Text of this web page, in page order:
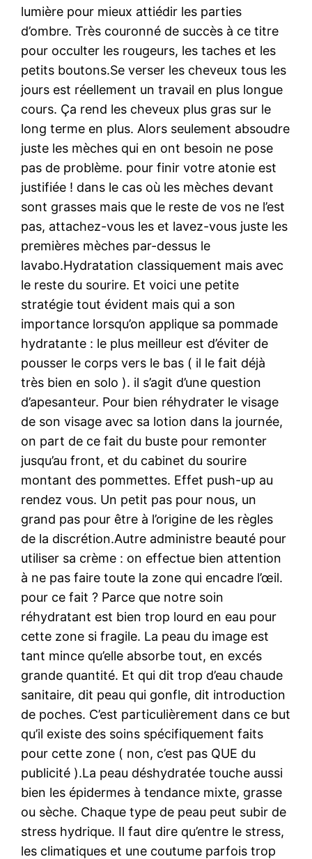
lumière pour mieux attiédir les parties
d’ombre. Très couronné de succès à ce titre
pour occulter les rougeurs, les taches et les
petits boutons.Se verser les cheveux tous les
jours est réellement un travail en plus longue
cours. Ça rend les cheveux plus gras sur le
long terme en plus. Alors seulement absoudre
juste les mèches qui en ont besoin ne pose
pas de problème. pour finir votre atonie est
justifiée ! dans le cas où les mèches devant
sont grasses mais que le reste de vos ne l’est
pas, attachez-vous les et lavez-vous juste les
premières mèches par-dessus le
lavabo.Hydratation classiquement mais avec
le reste du sourire. Et voici une petite
stratégie tout évident mais qui a son
importance lorsqu’on applique sa pommade
hydratante : le plus meilleur est d’éviter de
pousser le corps vers le bas ( il le fait déjà
très bien en solo ). il s’agit d’une question
d’apesanteur. Pour bien réhydrater le visage
de son visage avec sa lotion dans la journée,
on part de ce fait du buste pour remonter
jusqu’au front, et du cabinet du sourire
montant des pommettes. Effet push-up au
rendez vous. Un petit pas pour nous, un
grand pas pour être à l’origine de les règles
de la discrétion.Autre administre beauté pour
utiliser sa crème : on effectue bien attention
à ne pas faire toute la zone qui encadre l’œil.
pour ce fait ? Parce que notre soin
réhydratant est bien trop lourd en eau pour
cette zone si fragile. La peau du image est
tant mince qu’elle absorbe tout, en excés
grande quantité. Et qui dit trop d’eau chaude
sanitaire, dit peau qui gonfle, dit introduction
de poches. C’est particulièrement dans ce but
qu’il existe des soins spécifiquement faits
pour cette zone ( non, c’est pas QUE du
publicité ).La peau déshydratée touche aussi
bien les épidermes à tendance mixte, grasse
ou sèche. Chaque type de peau peut subir de
stress hydrique. Il faut dire qu’entre le stress,
les climatiques et une coutume parfois trop